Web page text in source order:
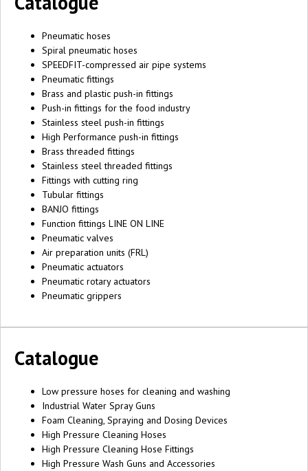
Pneumatic hoses
Spiral pneumatic hoses
SPEEDFIT-compressed air pipe systems
Pneumatic fittings
Brass and plastic push-in fittings
Push-in fittings for the food industry
Stainless steel push-in fittings
High Performance push-in fittings
Brass threaded fittings
Stainless steel threaded fittings
Fittings with cutting ring
Tubular fittings
BANJO fittings
Function fittings LINE ON LINE
Pneumatic valves
Air preparation units (FRL)
Pneumatic actuators
Pneumatic rotary actuators
Pneumatic grippers
Catalogue
Low pressure hoses for cleaning and washing
Industrial Water Spray Guns
Foam Cleaning, Spraying and Dosing Devices
High Pressure Cleaning Hoses
High Pressure Cleaning Hose Fittings
High Pressure Wash Guns and Accessories